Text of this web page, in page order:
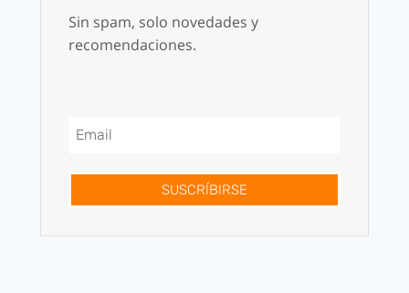
Sin spam, solo novedades y
recomendaciones.
SUSCRÍBIRSE